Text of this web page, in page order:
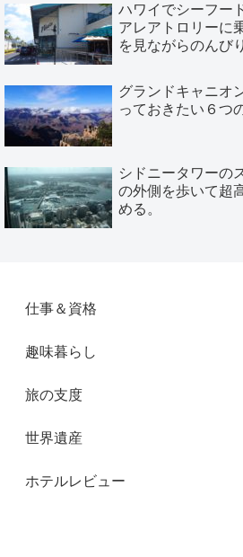
ハワイでシーフー
アレアトロリーに
を見ながらのんび
グランドキャニオ
っておきたい６つ
シドニータワーの
の外側を歩いて超
める。
仕事＆資格
趣味暮らし
旅の支度
世界遺産
ホテルレビュー